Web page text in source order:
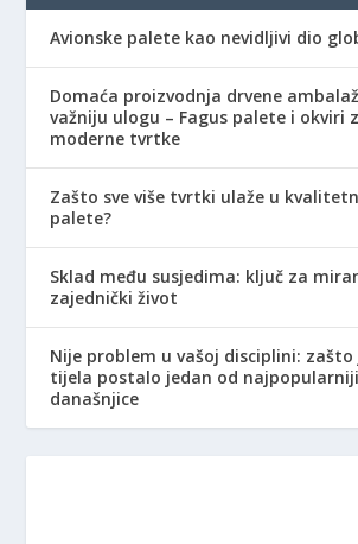
Avionske palete kao nevidljivi dio
Domaća proizvodnja drvene
važniju ulogu – Fagus palete i okviri
moderne tvrtke
Zašto sve više tvrtki ulaže u
palete?
Sklad među susjedima: ključ za
zajednički život
Nije problem u vašoj disciplini:
tijela postalo jedan od
današnjice